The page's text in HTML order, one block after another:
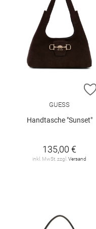
GUESS
Handtasche "Sunset"
135,00 €
inkl. MwSt. zzgl. Versand